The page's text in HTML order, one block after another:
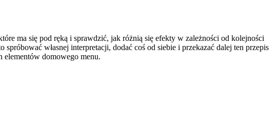
ma się pod ręką i sprawdzić, jak różnią się efekty w zależności od kolejności
spróbować własnej interpretacji, dodać coś od siebie i przekazać dalej ten przepis
elementów domowego menu.